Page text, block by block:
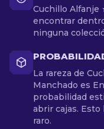
Cuchillo Alfanje
encontrar
ninguna
La rareza de
Manchado es
probabilidad
abrir cajas.
raro.